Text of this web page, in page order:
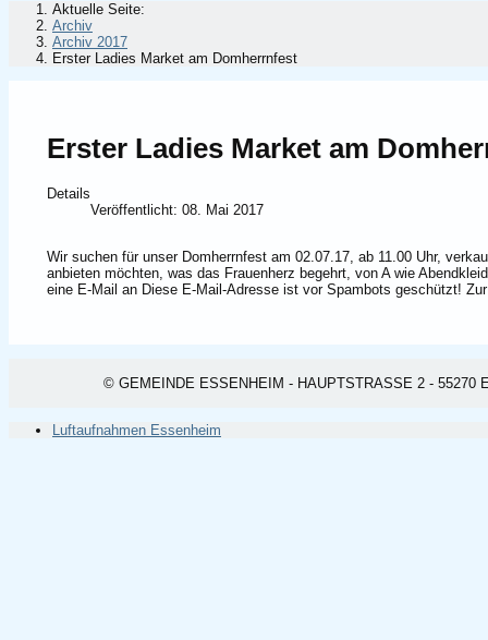
Aktuelle Seite:
Archiv
Archiv 2017
Erster Ladies Market am Domherrnfest
Erster Ladies Market am
Details
Veröffentlicht: 08. Mai 2017
Wir suchen für unser Domherrnfest am 02.07.17, ab 11.00 Uhr,
anbieten möchten, was das Frauenherz begehrt, von A wie
eine E-Mail an Diese E-Mail-Adresse ist vor Spambots geschützt!
© GEMEINDE ESSENHEIM - HAUPTSTRASSE 2 - 55270
Luftaufnahmen Essenheim